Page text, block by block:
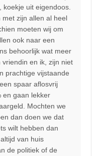
uit eigendoos.
zijn allen al heel
moeten wij om
ook naar een
behoorlijk wat meer
vriendin en ik, zijn niet
prachtige vijstaande
spaar aflosvrij
en gaan lekker
Mochten we
dan doen we dat
wilt hebben dan
van huis
de politiek of de